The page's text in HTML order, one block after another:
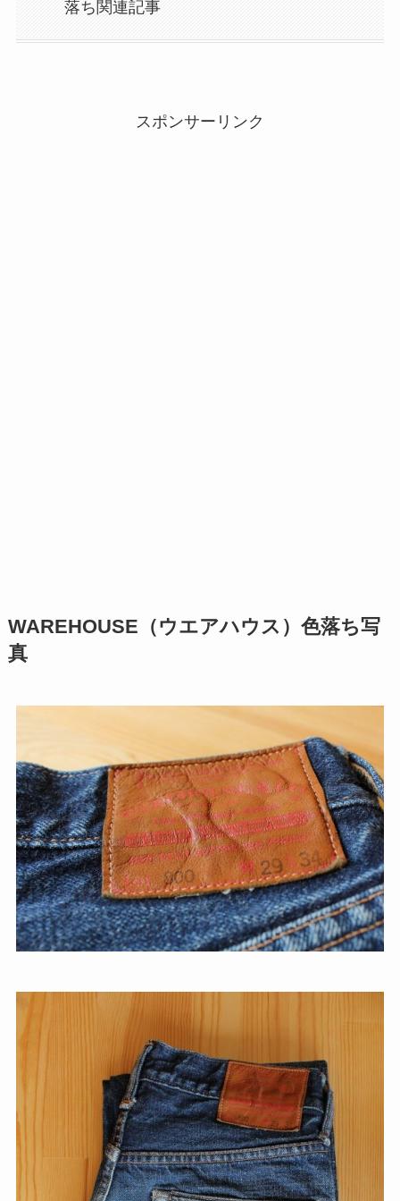
落ち関連記事
スポンサーリンク
WAREHOUSE（ウエアハウス）色落ち写
真